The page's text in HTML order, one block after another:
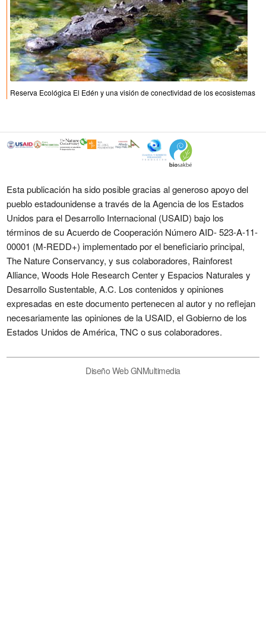
Reserva Ecológica El Edén y una visión de conectividad de los ecosistemas
Esta publicación ha sido posible gracias al generoso apoyo del
pueblo estadounidense a través de la Agencia de los Estados
Unidos para el Desarrollo Internacional (USAID) bajo los
términos de su Acuerdo de Cooperación Número AID- 523-A-11-
00001 (M-REDD+) implementado por el beneficiario principal,
The Nature Conservancy, y sus colaboradores, Rainforest
Alliance, Woods Hole Research Center y Espacios Naturales y
Desarrollo Sustentable, A.C. Los contenidos y opiniones
expresadas en este documento pertenecen al autor y no reflejan
necesariamente las opiniones de la USAID, el Gobierno de los
Estados Unidos de América, TNC o sus colaboradores.
Diseño Web GNMultimedia